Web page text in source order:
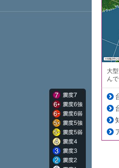
大
ん